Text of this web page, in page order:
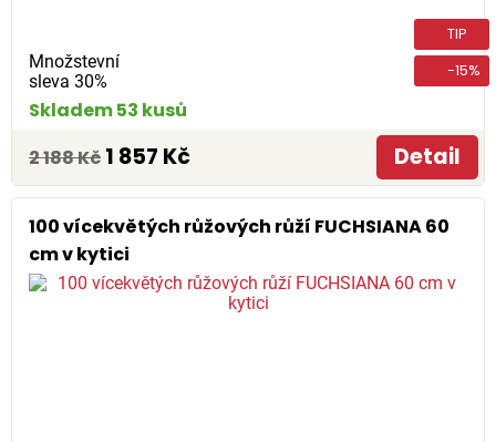
Množstevní
sleva 30%
TIP
-15%
Skladem 53 kusů
2 188 Kč 1 857 Kč Detail
100 vícekvětých růžových růží FUCHSIANA 60
cm v kytici